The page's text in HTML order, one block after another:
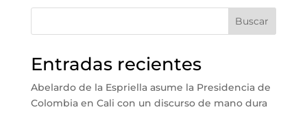
Buscar
Entradas recientes
Abelardo de la Espriella asume la Presidencia de
Colombia en Cali con un discurso de mano dura